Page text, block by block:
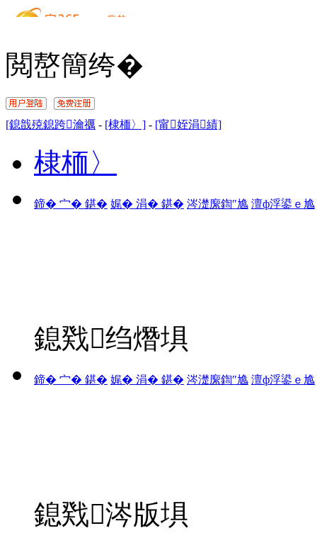
閲嶅簡绔�
[鎴戠殑鎴跨瀹禲 - [棣栭〉] - [甯姪涓績]
棣栭〉
鍗� 宀� 鍖� 娓� 涓� 鍖� 涔濋緳鍧″尯 澶ф浮鍙ｅ尯
鎴戣绉熸埧
鍗� 宀� 鍖� 娓� 涓� 鍖� 涔濋緳鍧″尯 澶ф浮鍙ｅ尯
鎴戣涔版埧